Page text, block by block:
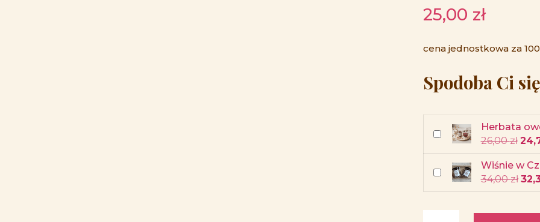
25,00 zł
cena jednostkowa za
Spodoba Ci
Dodaj do koszyka
Herbata
26,00zł
cena
Dodaj do koszyka
Wiśnie w
34,00zł
cena